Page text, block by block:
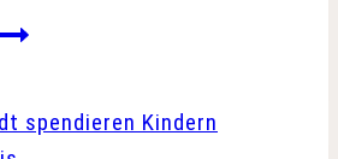
1
Million